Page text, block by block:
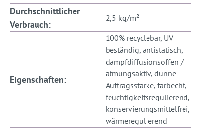
Durchschnittlicher
Verbrauch:
2,5 kg/m²
Eigenschaften:
100% recyclebar, UV
beständig, antistatisch,
dampfdiffusionsoffen /
atmungsaktiv, dünne
Auftragsstärke, farbecht,
feuchtigkeitsregulierend,
konservierungsmittelfrei,
wärmeregulierend